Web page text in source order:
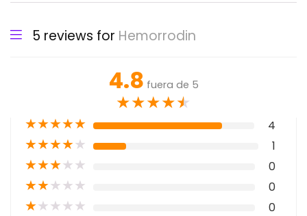
5 reviews for Hemorrodin
4.8 fuera de 5
★★★★★
★★★★★ 4
★★★★★ 1
★★★★★ 0
★★★★★ 0
★★★★★ 0